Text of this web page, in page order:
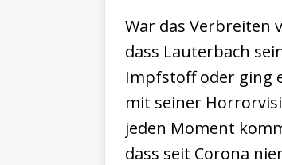
War das Verbreiten
dass Lauterbach
Impfstoff oder ging
mit seiner
jeden Moment
dass seit Corona